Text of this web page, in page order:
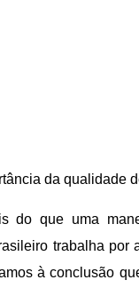
da qualidade
do que uma
trabalha por
à conclusão